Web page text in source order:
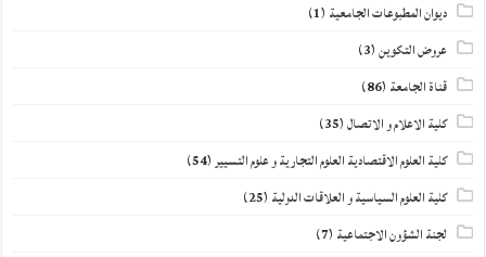
ديوان المطبوعات الجامعية (1)
عروض التكوين(3)
قناة الجامعة (86)
كلية الاعلام و الاتصال(35)
كلية العلوم الاقتصادية العلوم التجارية و علوم التسيير(54)
كلية العلوم السياسية و العلاقات الدولية (25)
لجنة الشؤون الاجتماعية (7)